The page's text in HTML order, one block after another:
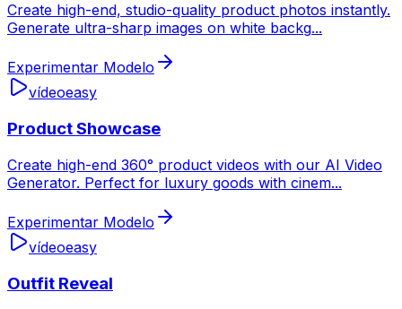
Create high-end, studio-quality product photos instantly.
Generate ultra-sharp images on white backg...
Experimentar Modelo
vídeoeasy
Product Showcase
Create high-end 360° product videos with our AI Video
Generator. Perfect for luxury goods with cinem...
Experimentar Modelo
vídeoeasy
Outfit Reveal